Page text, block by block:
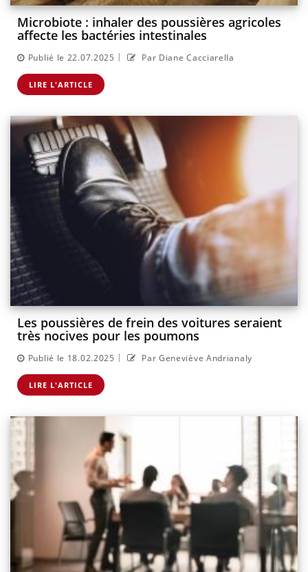
Microbiote : inhaler des poussières agricoles
affecte les bactéries intestinales
Publié le 22.07.2025 | Par Diane Cacciarella
LIRE L'ARTICLE
Les poussières de frein des voitures seraient
très nocives pour les poumons
Publié le 18.02.2025 | Par Geneviève Andrianaly
LIRE L'ARTICLE